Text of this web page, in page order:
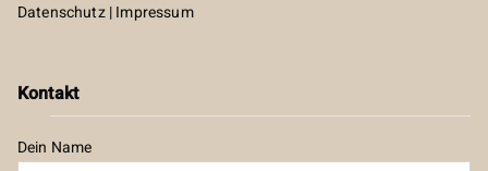
Datenschutz|Impressum
Kontakt
Dein Name